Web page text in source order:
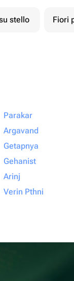
stello Fiori
Parakar
Argavand
Getapnya
Gehanist
Arinj
Verin Pthni